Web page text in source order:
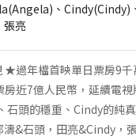
、Cindy(Cindy)
張亮
過年檔首映單日票房9
近7億人民幣，延續電
頭的穩重、Cindy的純
&石頭，田亮&Cindy，